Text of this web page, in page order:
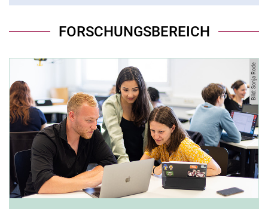
FORSCHUNGSBEREICH
Bild: Sonja Rode